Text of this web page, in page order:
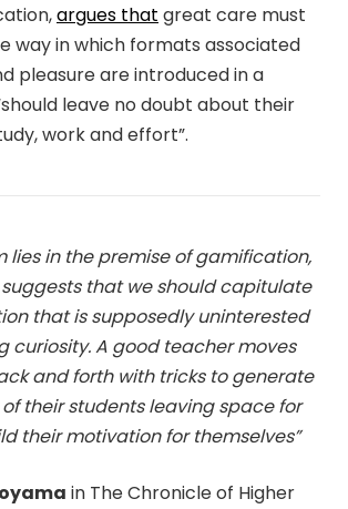
argues that great care must
way in which formats associated
pleasure are introduced in a
leave no doubt about their
work and effort”.
lies in the premise of gamification,
that we should capitulate
that is supposedly uninterested
curiosity. A good teacher moves
and forth with tricks to generate
their students leaving space for
their motivation for themselves”
in The Chronicle of Higher